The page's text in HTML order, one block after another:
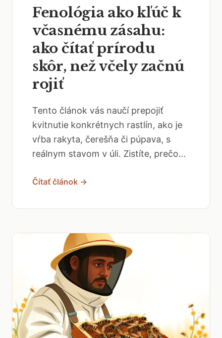
Fenológia ako kľúč k
včasnému zásahu:
ako čítať prírodu
skôr, než včely začnú
rojiť
Tento článok vás naučí prepojiť
kvitnutie konkrétnych rastlín, ako je
vŕba rakyta, čerešňa či púpava, s
reálnym stavom v úli. Zistíte, prečo...
Čítať článok →